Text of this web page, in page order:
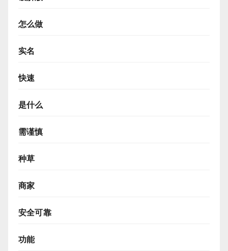
怎么做
实名
快速
是什么
需谨慎
种草
商家
安全可靠
功能